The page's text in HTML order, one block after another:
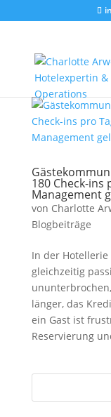
180 Check-ins
Management
von Charlotte
Blogbeiträge
In der Hotellerie
gleichzeitig
länger, das
ein Gast ist
Reservierung